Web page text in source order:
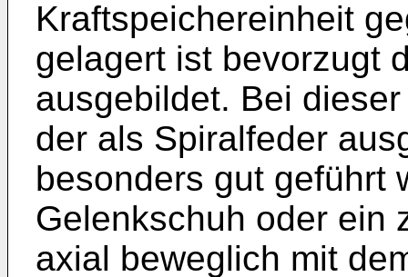
Kraftspeichereinheit
gelagert ist bevorzugt
ausgebildet. Bei
der als Spiralfeder
besonders gut geführt
Gelenkschuh oder ein
axial beweglich mit